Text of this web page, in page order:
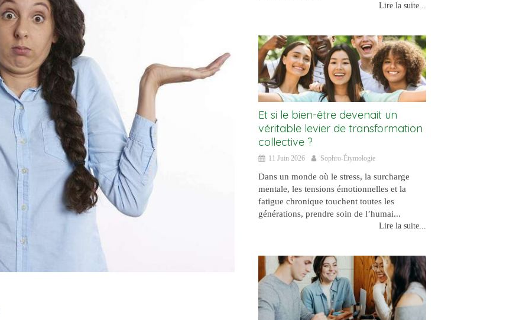
Lire la suite...
Et si le bien-être devenait un
véritable levier de transformation
collective ?
11 Juin 2026 Sophro-Étymologie
Dans un monde où le stress, la surcharge
mentale, les tensions émotionnelles et la
fatigue chronique touchent toutes les
générations, prendre soin de l’humai...
Lire la suite...